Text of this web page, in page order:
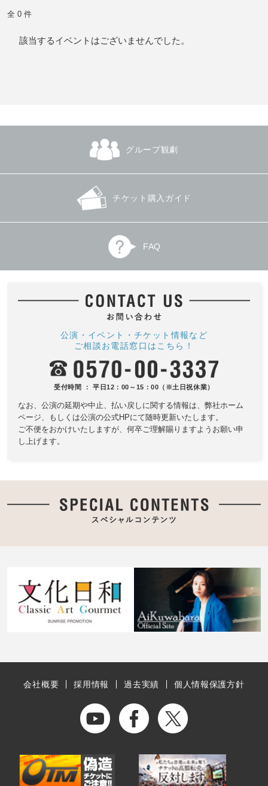
全 0 件
該当するイベントはございませんでした。
グループ観劇
チケット購入ガイド
FAQ
公演・イベント・チケット情報など
ご相談お電話窓口はこちら！
受付時間 ： 平日12：00～15：00（※土日祝休業）
なお、公演の延期や中止、払い戻しに関する情報は、 弊社ホーム
ページ、もしくは公演の公式HPにて随時更新いたします。
ご不便をおかけいたしますが、何卒ご理解賜りますようお願い申
し上げます。
会社概要 採用情報 過去実績 個人情報保護方針